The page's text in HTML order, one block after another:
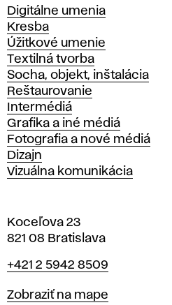
Katedry
Digitálne umenia
Kresba
Úžitkové umenie
Textilná tvorba
Socha, objekt, inštalácia
Reštaurovanie
Intermédiá
Grafika a iné médiá
Fotografia a nové médiá
Dizajn
Vizuálna komunikácia
Koceľova 23
821 08 Bratislava
Telefón
+421 2 5942 8509
Mapa
Zobraziť na mape